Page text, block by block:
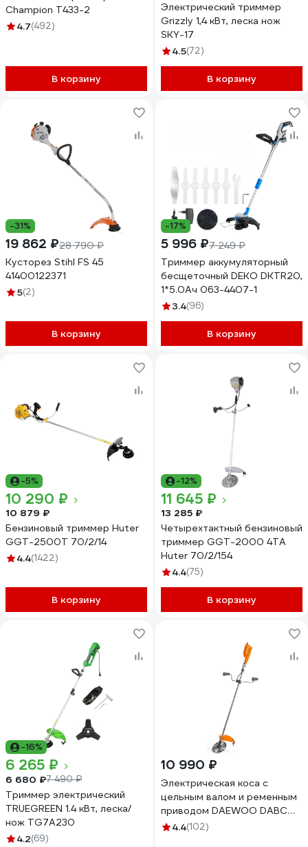
Champion Т433-2
4.7(492)
В корзину
Электрический триммер
Grizzly 1,4 кВт, леска нож
SKY-17
4.5(72)
В корзину
-31%
19 862 ₽28 790 ₽
Кусторез Stihl FS 45
41400122371
5(2)
В корзину
-17%
5 996 ₽7 249 ₽
Триммер аккумуляторный
бесщеточный DEKO DKTR20,
1*5.0Ач 063-4407-1
3.4(96)
В корзину
-5%
10 290 ₽
10 879 ₽
Бензиновый триммер Huter
GGT-2500Т 70/2/14
4.4(1422)
В корзину
-12%
11 645 ₽
13 285 ₽
Четырехтактный бензиновый
триммер GGT-2000 4ТА
Huter 70/2/154
4.4(75)
В корзину
-16%
6 265 ₽
6 680 ₽7 490 ₽
Триммер электрический
TRUEGREEN 1.4 кВт, леска/
нож TG7A230
4.2(69)
10 990 ₽
Электрическая коса с
цельным валом и ременным
приводом DAEWOO DABC
1800E
4.4(102)